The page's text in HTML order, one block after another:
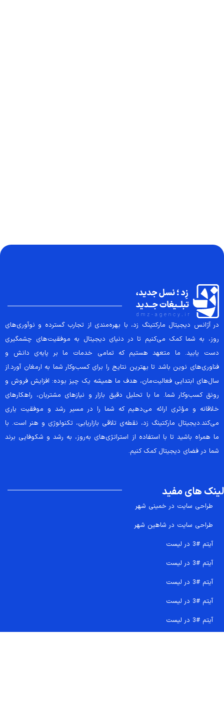
در آژانس دیجیتال مارکتینگ زد، با بهره‌مندی از تجارب گسترده و نوآوری‌های
روز، به شما کمک می‌کنیم تا در دنیای دیجیتال به موفقیت‌های چشمگیری
دست یابید. ما متعهد هستیم که تمامی خدمات ما بر پایه‌ی دانش و
فناوری‌های نوین باشد تا بهترین نتایج را برای کسب‌وکار شما به ارمغان آورد.از
سال‌های ابتدایی فعالیت‌مان، هدف ما همیشه یک چیز بوده: افزایش فروش و
رونق کسب‌وکار شما. ما با تحلیل دقیق بازار و نیازهای مشتریان، راهکارهای
خلاقانه و مؤثری ارائه می‌دهیم که شما را در مسیر رشد و موفقیت یاری
می‌کند.دیجیتال مارکتینگ زد، نقطه‌ی تلاقی بازاریابی، تکنولوژی و هنر است. با
ما همراه باشید تا با استفاده از استراتژی‌های به‌روز، به رشد و شکوفایی برند
شما در فضای دیجیتال کمک کنیم.
لینک های مفید
طراحی سایت در خمینی شهر
طراحی سایت در شاهین شهر
آیتم #3 در لیست
آیتم #3 در لیست
آیتم #3 در لیست
آیتم #3 در لیست
آیتم #3 در لیست